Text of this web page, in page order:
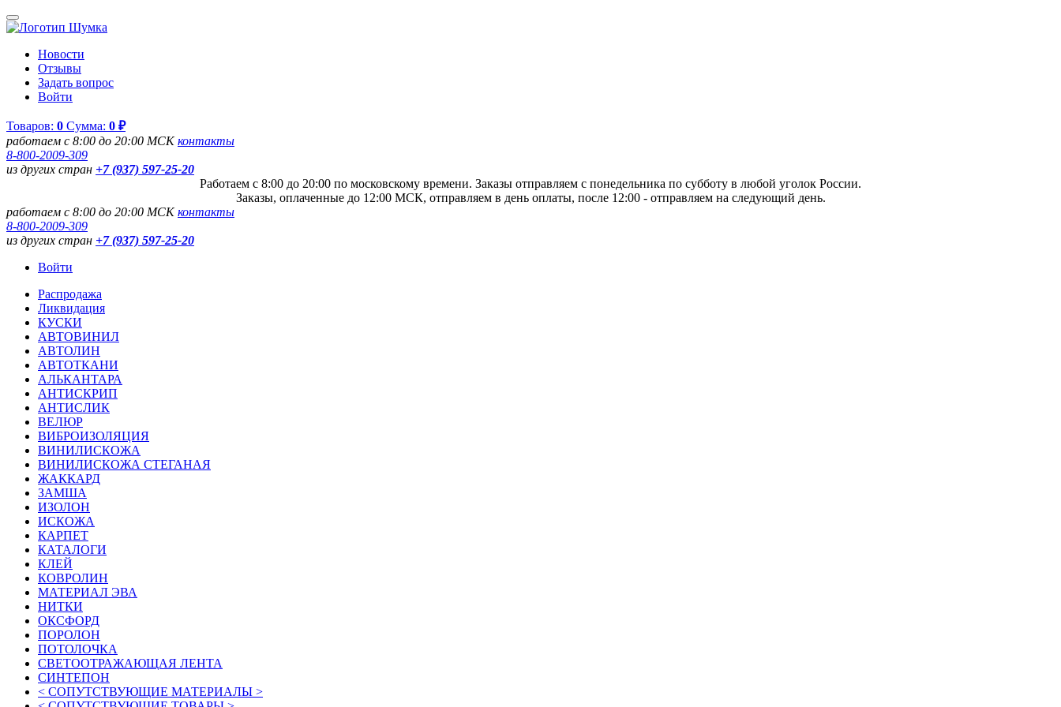
Новости
Отзывы
Задать вопрос
Войти
Товаров: 0 Сумма: 0 ₽
работаем с 8:00 до 20:00 МСКконтакты
8-800-2009-309
из других стран +7 (937) 597-25-20
Работаем с 8:00 до 20:00 по московскому времени. Заказы отправляем с понедельника по субботу в любой уголок России.
Заказы, оплаченные до 12:00 МСК, отправляем в день оплаты, после 12:00 - отправляем на следующий день.
работаем с 8:00 до 20:00 МСКконтакты
8-800-2009-309
из других стран +7 (937) 597-25-20
Войти
Распродажа
Ликвидация
КУСКИ
АВТОВИНИЛ
АВТОЛИН
АВТОТКАНИ
АЛЬКАНТАРА
АНТИСКРИП
АНТИСЛИК
ВЕЛЮР
ВИБРОИЗОЛЯЦИЯ
ВИНИЛИСКОЖА
ВИНИЛИСКОЖА СТЕГАНАЯ
ЖАККАРД
ЗАМША
ИЗОЛОН
ИСКОЖА
КАРПЕТ
КАТАЛОГИ
КЛЕЙ
КОВРОЛИН
МАТЕРИАЛ ЭВА
НИТКИ
ОКСФОРД
ПОРОЛОН
ПОТОЛОЧКА
СВЕТООТРАЖАЮЩАЯ ЛЕНТА
СИНТЕПОН
< СОПУТСТВУЮЩИЕ МАТЕРИАЛЫ >